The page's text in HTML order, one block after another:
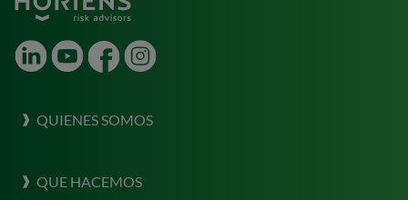
LinkedInYoutubeFacebookInstagram
QUIENES SOMOS
Nuestra Cultura
QUE HACEMOS